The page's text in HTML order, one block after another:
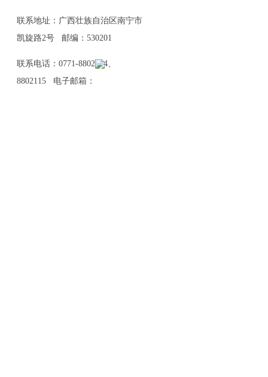
联系地址：广西壮族自治区南宁市
凯旋路2号 邮编：530201
联系电话：0771-8802114、
8802115 电子邮箱：